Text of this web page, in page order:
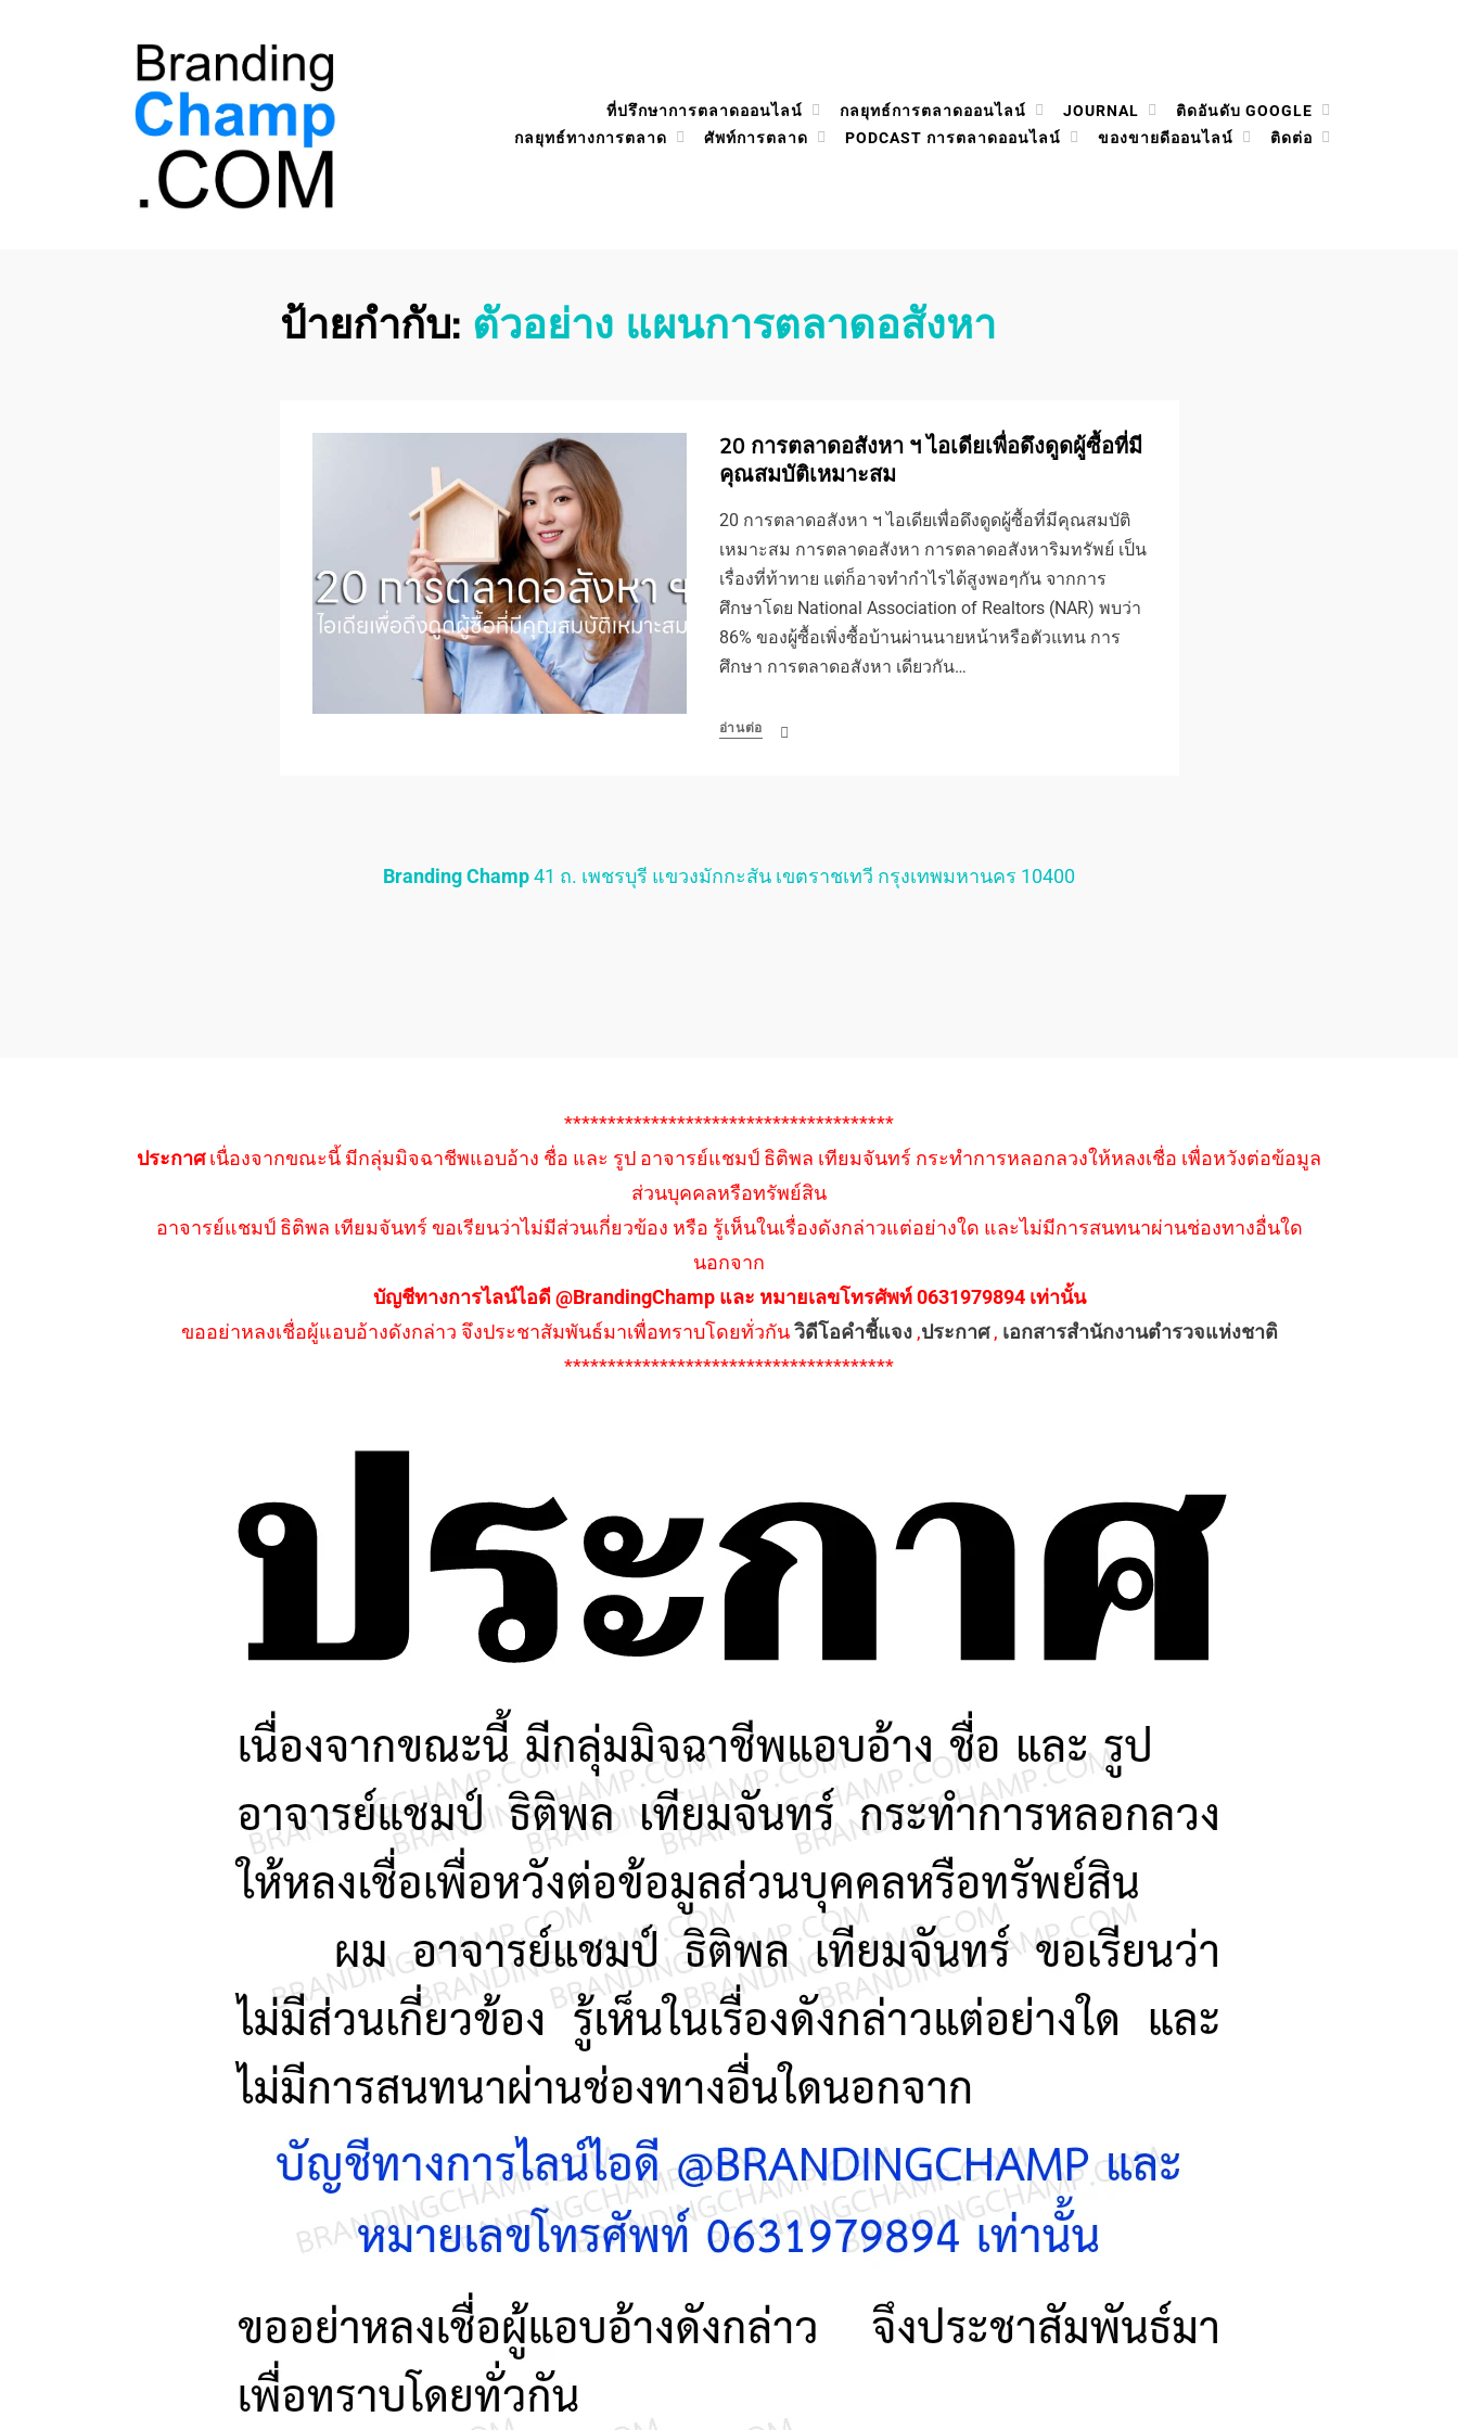
ที่ปรึกษาการตลาดออนไลน์ กลยุทธ์การตลาดออนไลน์ JOURNAL
ติดอันดับ GOOGLE
กลยุทธ์ทางการตลาด
ศัพท์การตลาด PODCAST การตลาดออนไลน์ ของขายดีออนไลน์ ติดต่อ
ป้ายกำกับ: ตัวอย่าง แผนการตลาดอสังหา
20 การตลาดอสังหา ฯ ไอเดียเพื่อดึงดูดผู้ซื้อที่มี
คุณสมบัติเหมาะสม
20 การตลาดอสังหา ฯ ไอเดียเพื่อดึงดูดผู้ซื้อที่มีคุณสมบัติ
เหมาะสม การตลาดอสังหา การตลาดอสังหาริมทรัพย์ เป็น
เรื่องที่ท้าทาย แต่ก็อาจทำกำไรได้สูงพอๆกัน จากการ
ศึกษาโดย National Association of Realtors (NAR) พบว่า
86% ของผู้ซื้อเพิ่งซื้อบ้านผ่านนายหน้าหรือตัวแทน การ
ศึกษา การตลาดอสังหา เดียวกัน…
อ่านต่อ
Branding Champ41 ถ. เพชรบุรี แขวงมักกะสัน เขตราชเทวี กรุงเทพมหานคร 10400
**************************************
ประกาศเนื่องจากขณะนี้ มีกลุ่มมิจฉาชีพแอบอ้าง ชื่อ และ รูป อาจารย์แชมป์ ธิติพล เทียมจันทร์ กระทำการหลอกลวงให้หลงเชื่อ เพื่อหวังต่อข้อมูล
ส่วนบุคคลหรือทรัพย์สิน
อาจารย์แชมป์ ธิติพล เทียมจันทร์ ขอเรียนว่าไม่มีส่วนเกี่ยวข้อง หรือ รู้เห็นในเรื่องดังกล่าวแต่อย่างใด และไม่มีการสนทนาผ่านช่องทางอื่นใด
นอกจาก
บัญชีทางการไลน์ไอดี @BrandingChamp และ หมายเลขโทรศัพท์ 0631979894 เท่านั้น
ขออย่าหลงเชื่อผู้แอบอ้างดังกล่าว จึงประชาสัมพันธ์มาเพื่อทราบโดยทั่วกันวิดีโอคำชี้แจง,ประกาศ, เอกสารสำนักงานตำรวจแห่งชาติ
**************************************